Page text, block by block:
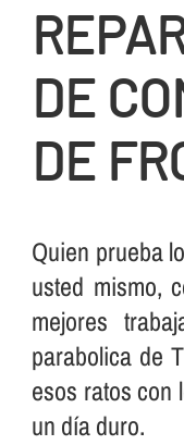
DE
DE
Quien prueba
usted mismo,
mejores
parabolica de
esos ratos con
un dí­a duro.